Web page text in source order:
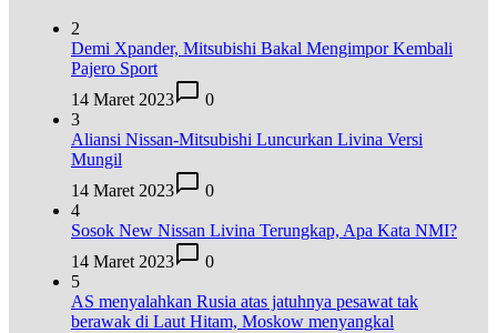
2
Demi Xpander, Mitsubishi Bakal Mengimpor Kembali
Pajero Sport
14 Maret 2023
0
3
Aliansi Nissan-Mitsubishi Luncurkan Livina Versi
Mungil
14 Maret 2023
0
4
Sosok New Nissan Livina Terungkap, Apa Kata NMI?
14 Maret 2023
0
5
AS menyalahkan Rusia atas jatuhnya pesawat tak
berawak di Laut Hitam, Moskow menyangkal